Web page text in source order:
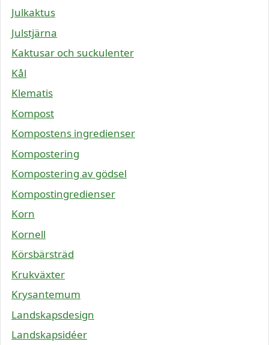
Julkaktus
Julstjärna
Kaktusar och suckulenter
Kål
Klematis
Kompost
Kompostens ingredienser
Kompostering
Kompostering av gödsel
Kompostingredienser
Korn
Kornell
Körsbärsträd
Krukväxter
Krysantemum
Landskapsdesign
Landskapsidéer